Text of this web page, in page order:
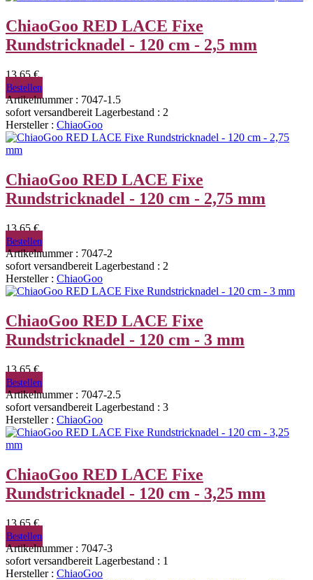
ChiaoGoo RED LACE Fixe
Rundstricknadel - 120 cm - 2,5 mm
13,65 €
Bestellen
Artikelnummer : 7047-1.5
sofort versandbereit Lagerbestand : 2
Hersteller : ChiaoGoo
ChiaoGoo RED LACE Fixe
Rundstricknadel - 120 cm - 2,75 mm
13,65 €
Bestellen
Artikelnummer : 7047-2
sofort versandbereit Lagerbestand : 2
Hersteller : ChiaoGoo
ChiaoGoo RED LACE Fixe
Rundstricknadel - 120 cm - 3 mm
13,65 €
Bestellen
Artikelnummer : 7047-2.5
sofort versandbereit Lagerbestand : 3
Hersteller : ChiaoGoo
ChiaoGoo RED LACE Fixe
Rundstricknadel - 120 cm - 3,25 mm
13,65 €
Bestellen
Artikelnummer : 7047-3
sofort versandbereit Lagerbestand : 1
Hersteller : ChiaoGoo